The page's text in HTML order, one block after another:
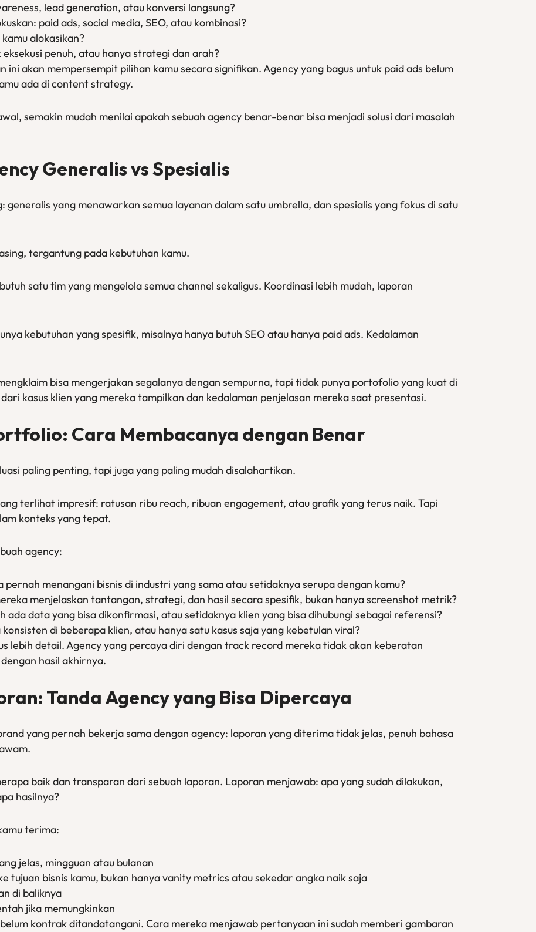
lead generation, atau konversi langsung?
paid ads, social media, SEO, atau kombinasi?
alokasikan?
penuh, atau hanya strategi dan arah?
akan mempersempit pilihan kamu secara signifikan. Agency yang bagus untuk paid ads belum
ada di content strategy.
semakin mudah menilai apakah sebuah agency benar-benar bisa menjadi solusi dari masalah
Generalis vs Spesialis
yang menawarkan semua layanan dalam satu umbrella, dan spesialis yang fokus di satu
tergantung pada kebutuhan kamu.
satu tim yang mengelola semua channel sekaligus. Koordinasi lebih mudah, laporan
kebutuhan yang spesifik, misalnya hanya butuh SEO atau hanya paid ads. Kedalaman
bisa mengerjakan segalanya dengan sempurna, tapi tidak punya portofolio yang kuat di
kasus klien yang mereka tampilkan dan kedalaman penjelasan mereka saat presentasi.
Cara Membacanya dengan Benar
paling penting, tapi juga yang paling mudah disalahartikan.
terlihat impresif: ratusan ribu reach, ribuan engagement, atau grafik yang terus naik. Tapi
konteks yang tepat.
agency:
pernah menangani bisnis di industri yang sama atau setidaknya serupa dengan kamu?
menjelaskan tantangan, strategi, dan hasil secara spesifik, bukan hanya screenshot metrik?
ada data yang bisa dikonfirmasi, atau setidaknya klien yang bisa dihubungi sebagai referensi?
di beberapa klien, atau hanya satu kasus saja yang kebetulan viral?
lebih detail. Agency yang percaya diri dengan track record mereka tidak akan keberatan
hasil akhirnya.
Tanda Agency yang Bisa Dipercaya
yang pernah bekerja sama dengan agency: laporan yang diterima tidak jelas, penuh bahasa
baik dan transparan dari sebuah laporan. Laporan menjawab: apa yang sudah dilakukan,
hasilnya?
terima:
jelas, mingguan atau bulanan
tujuan bisnis kamu, bukan hanya vanity metrics atau sekedar angka naik saja
di baliknya
jika memungkinkan
kontrak ditandatangani. Cara mereka menjawab pertanyaan ini sudah memberi gambaran